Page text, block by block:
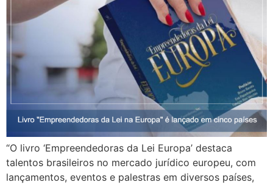
“O livro ‘Empreendedoras da Lei Europa’ destaca
talentos brasileiros no mercado jurídico europeu, com
lançamentos, eventos e palestras em diversos países,